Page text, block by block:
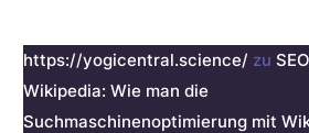
https://yogicentral.science/ zu SEO
Wikipedia: Wie man die
Suchmaschinenoptimierung mit